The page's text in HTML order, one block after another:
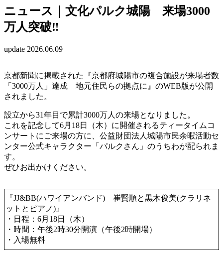
ニュース｜文化パルク城陽 来場3000
万人突破‼
update 2026.06.09
京都新聞に掲載された『京都府城陽市の複合施設が来場者数
「3000万人」達成 地元住民らの拠点に』のWEB版が公開
されました。
設立から31年目で累計3000万人の来場となりました。
これを記念して6月18日（木）に開催されるティータイムコ
ンサートにご来場の方に、公益財団法人城陽市民余暇活動セ
ンター公式キャラクター「パルクさん」のうちわが配られま
す。
ぜひお出かけください。
『JJ&BB(ハワイアンバンド) 崔賢順と黒木俊美(クラリネ
ットとピアノ)』
・日程：6月18日（木）
・時間：午後2時30分開演（午後2時開場）
・入場無料